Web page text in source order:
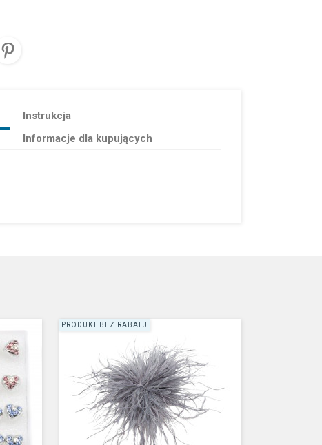
Instrukcja
Informacje dla kupujących
PRODUKT BEZ RABATU